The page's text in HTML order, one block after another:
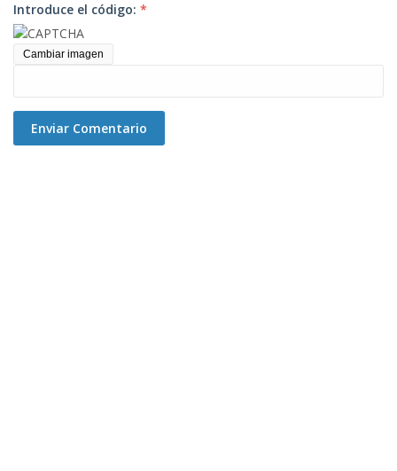
Introduce el código: *
Cambiar imagen
Enviar Comentario